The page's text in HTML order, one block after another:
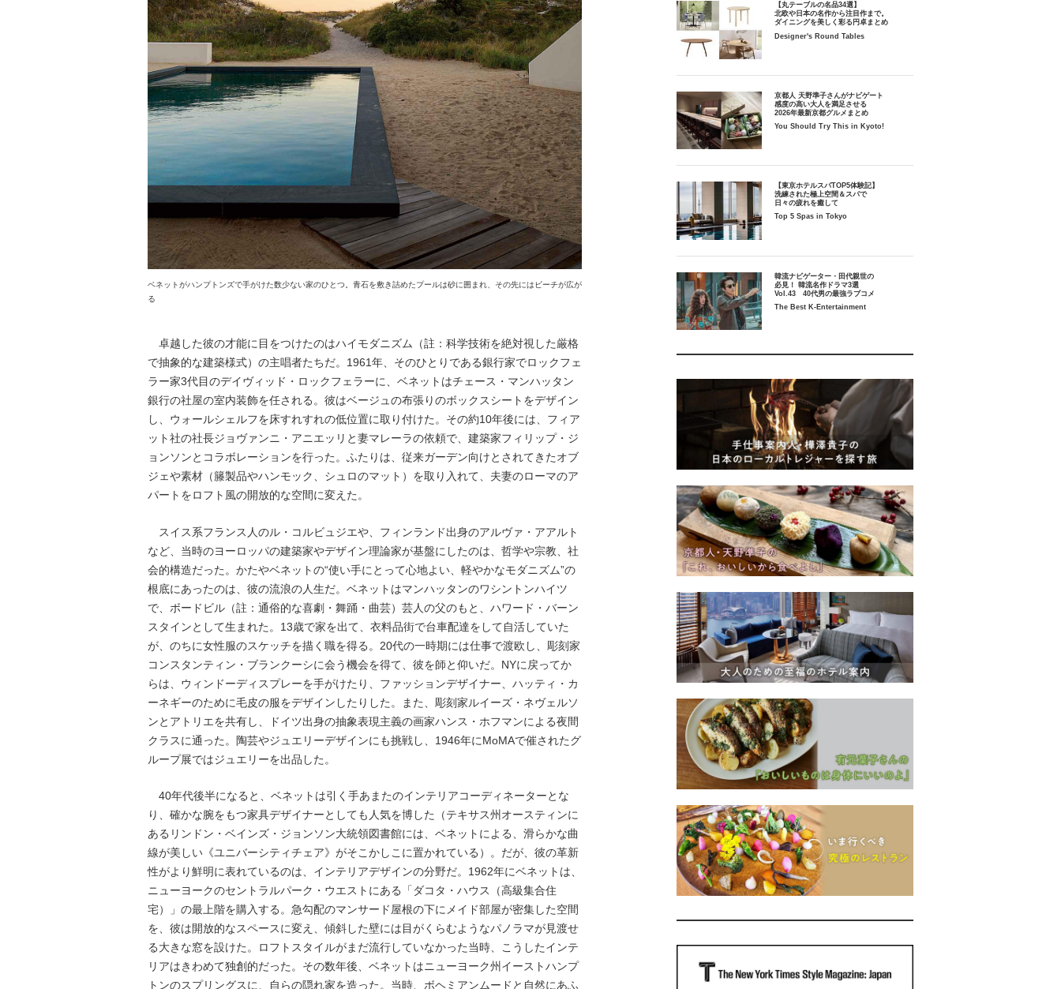
ベネットがハンプトンズで手がけた数少ない家のひとつ。青石を敷き詰めたプールは砂に囲まれ、その先にはビーチが広が
る
卓越した彼の才能に目をつけたのはハイモダニズム（註：科学技術を絶対視した厳格
で抽象的な建築様式）の主唱者たちだ。1961年、そのひとりである銀行家でロックフェ
ラー家3代目のデイヴィッド・ロックフェラーに、ベネットはチェース・マンハッタン
銀行の社屋の室内装飾を任される。彼はベージュの布張りのボックスシートをデザイン
し、ウォールシェルフを床すれすれの低位置に取り付けた。その約10年後には、フィア
ット社の社長ジョヴァンニ・アニエッリと妻マレーラの依頼で、建築家フィリップ・ジ
ョンソンとコラボレーションを行った。ふたりは、従来ガーデン向けとされてきたオブ
ジェや素材（籐製品やハンモック、シュロのマット）を取り入れて、夫妻のローマのア
パートをロフト風の開放的な空間に変えた。
スイス系フランス人のル・コルビュジエや、フィンランド出身のアルヴァ・アアルト
など、当時のヨーロッパの建築家やデザイン理論家が基盤にしたのは、哲学や宗教、社
会的構造だった。かたやベネットの“使い手にとって心地よい、軽やかなモダニズム”の
根底にあったのは、彼の流浪の人生だ。ベネットはマンハッタンのワシントンハイツ
で、ボードビル（註：通俗的な喜劇・舞踊・曲芸）芸人の父のもと、ハワード・バーン
スタインとして生まれた。13歳で家を出て、衣料品街で台車配達をして自活していた
が、のちに女性服のスケッチを描く職を得る。20代の一時期には仕事で渡欧し、彫刻家
コンスタンティン・ブランクーシに会う機会を得て、彼を師と仰いだ。NYに戻ってか
らは、ウィンドーディスプレーを手がけたり、ファッションデザイナー、ハッティ・カ
ーネギーのために毛皮の服をデザインしたりした。また、彫刻家ルイーズ・ネヴェルソ
ンとアトリエを共有し、ドイツ出身の抽象表現主義の画家ハンス・ホフマンによる夜間
クラスに通った。陶芸やジュエリーデザインにも挑戦し、1946年にMoMAで催されたグ
ループ展ではジュエリーを出品した。
40年代後半になると、ベネットは引く手あまたのインテリアコーディネーターとな
り、確かな腕をもつ家具デザイナーとしても人気を博した（テキサス州オースティンに
あるリンドン・ベインズ・ジョンソン大統領図書館には、ベネットによる、滑らかな曲
線が美しい《ユニバーシティチェア》がそこかしこに置かれている）。だが、彼の革新
性がより鮮明に表れているのは、インテリアデザインの分野だ。1962年にベネットは、
ニューヨークのセントラルパーク・ウエストにある「ダコタ・ハウス（高級集合住
宅）」の最上階を購入する。急勾配のマンサード屋根の下にメイド部屋が密集した空間
を、彼は開放的なスペースに変え、傾斜した壁には目がくらむようなパノラマが見渡せ
る大きな窓を設けた。ロフトスタイルがまだ流行していなかった当時、こうしたインテ
リアはきわめて独創的だった。その数年後、ベネットはニューヨーク州イーストハンプ
トンのスプリングスに、自らの隠れ家を造った。当時、ボヘミアンムードと自然にあふ
【丸テーブルの名品34選】
北欧や日本の名作から注目作まで。
ダイニングを美しく彩る円卓まとめ
Designer's Round Tables
京都人 天野準子さんがナビゲート
感度の高い大人を満足させる
2026年最新京都グルメまとめ
You Should Try This in Kyoto!
【東京ホテルスパTOP5体験記】
洗練された極上空間＆スパで
日々の疲れを癒して
Top 5 Spas in Tokyo
韓流ナビゲーター・田代親世の
必見！ 韓流名作ドラマ3選
Vol.43 40代男の最強ラブコメ
The Best K-Entertainment